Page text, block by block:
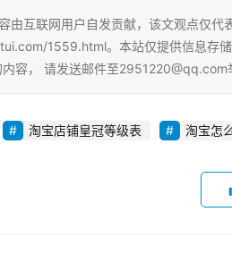
由互联网用户自发贡献，该文观点仅代
1559.html。本站仅提供信息存
容， 请发送邮件至2951220@qq.com
淘宝店铺皇冠等级表 淘宝怎